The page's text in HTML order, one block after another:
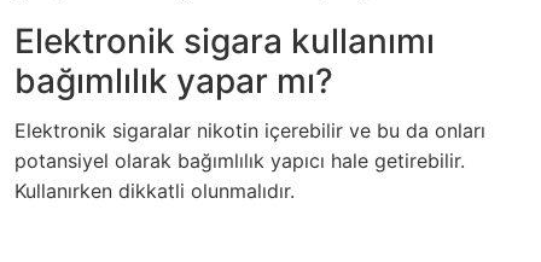
Elektronik sigara kullanımı
bağımlılık yapar mı?
Elektronik sigaralar nikotin içerebilir ve bu da onları
potansiyel olarak bağımlılık yapıcı hale getirebilir.
Kullanırken dikkatli olunmalıdır.